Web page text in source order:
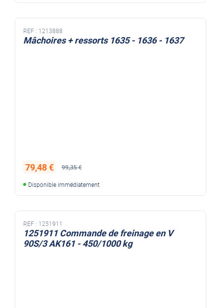
REF : 1213888
Mâchoires + ressorts 1635 - 1636 - 1637
99,35 €
79,48 €
Disponible immédiatement
REF : 1251911
1251911 Commande de freinage en V
90S/3 AK161 - 450/1000 kg